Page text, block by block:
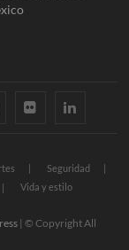
instagramflickr linkedin
Seguridad
Vida y estilo
| © Copyright All